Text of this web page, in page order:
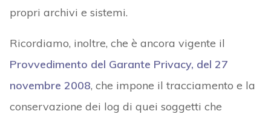
propri archivi e sistemi.
Ricordiamo, inoltre, che è ancora vigente il
Provvedimento del Garante Privacy, del 27
novembre 2008, che impone il tracciamento e la
conservazione dei log di quei soggetti che